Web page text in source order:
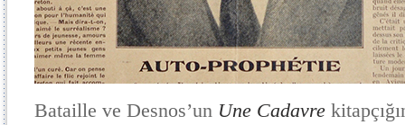
Bataille ve Desnos’un Une Cadavre